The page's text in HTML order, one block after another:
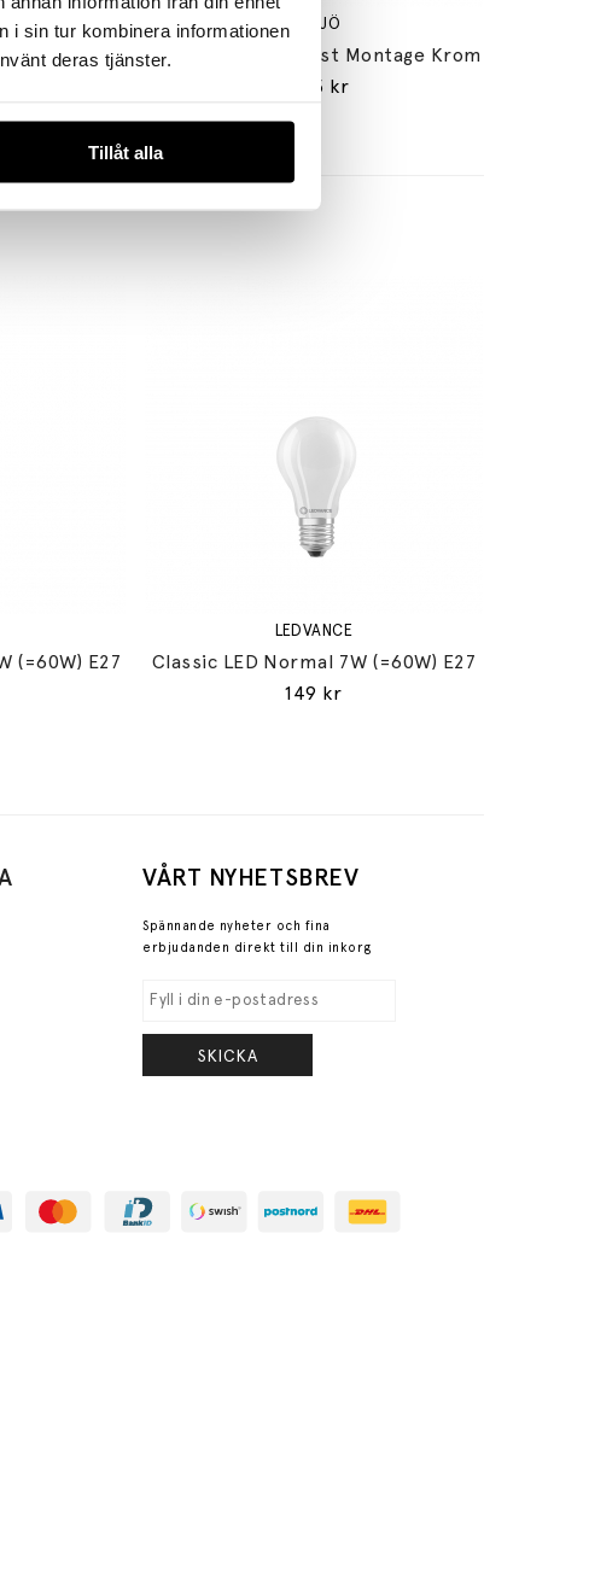
i sin tur kombinera informationen
deras tjänster.
Tillåt alla
Mässing
ÖRSJÖ
Puck Vägglampa Fast Montage Krom
4785 kr
(=60W) E27
LEDVANCE
Classic LED Normal 7W (=60W) E27
149 kr
VÅRT NYHETSBREV
Spännande nyheter och fina
erbjudanden direkt till din inkorg
SKICKA